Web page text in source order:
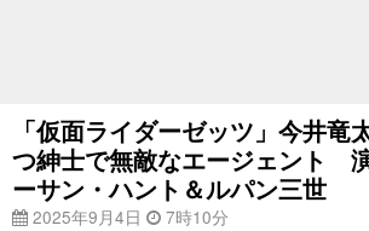
「仮面ライダーゼッツ」今井竜
つ紳士で無敵なエージェント
ーサン・ハント＆ルパン三世
2025年9月4日
7時10分